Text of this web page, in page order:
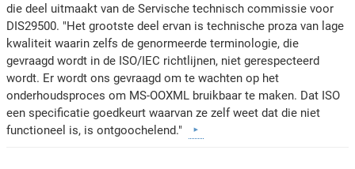
die deel uitmaakt van de Servische technisch commissie voor
DIS29500. "Het grootste deel ervan is technische proza van lage
kwaliteit waarin zelfs de genormeerde terminologie, die
gevraagd wordt in de ISO/IEC richtlijnen, niet gerespecteerd
wordt. Er wordt ons gevraagd om te wachten op het
onderhoudsproces om MS-OOXML bruikbaar te maken. Dat ISO
een specificatie goedkeurt waarvan ze zelf weet dat die niet
functioneel is, is ontgoochelend."